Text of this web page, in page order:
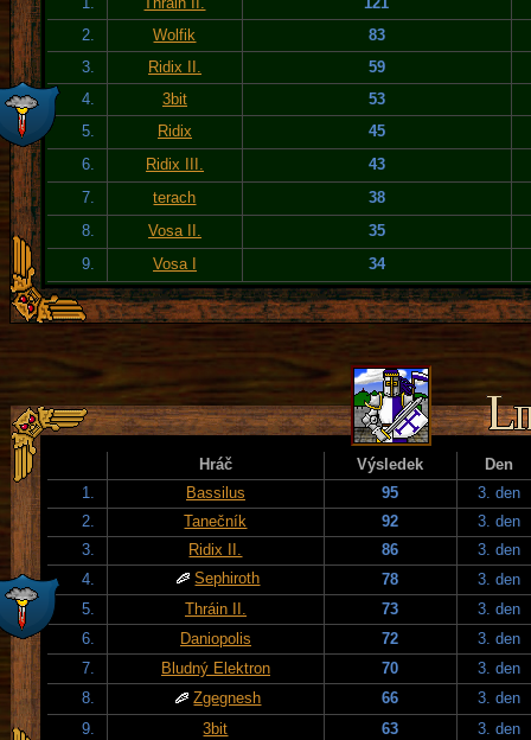
2.
Wolfik
83
3.
Ridix II.
59
4.
3bit
53
5.
Ridix
45
6.
Ridix III.
43
7.
terach
38
8.
Vosa II.
35
9.
Vosa I 34
Hráč Výsledek
Den
1.
Bassilus 95
3. den
2.
Tanečník 92
3. den
3.
Ridix II. 86
3. den
4.
Sephiroth 78
3. den
5.
Thráin II. 73
3. den
6.
Daniopolis 72
3. den
7.
Bludný Elektron 70
3. den
8.
Zgegnesh 66
3. den
9.
3bit 63
3. den